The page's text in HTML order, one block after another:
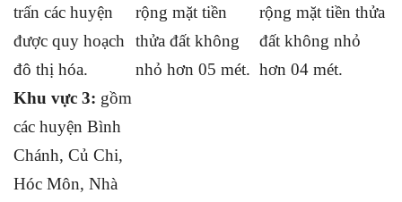
trấn các huyện
được quy hoạch
đô thị hóa.
rộng mặt tiền
thửa đất không
nhỏ hơn 05 mét.
rộng mặt tiền thửa
đất không nhỏ
hơn 04 mét.
Khu vực 3: gồm
các huyện Bình
Chánh, Củ Chi,
Hóc Môn, Nhà